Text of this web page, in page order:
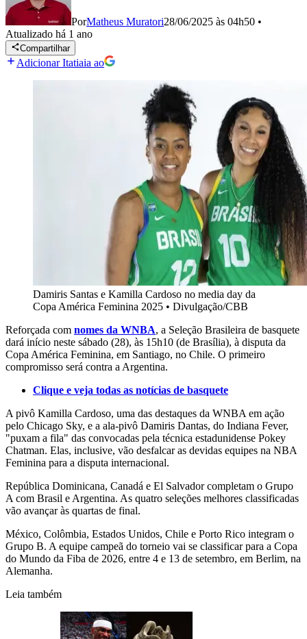
PorMatheus Muratori28/06/2025 às 04h50 •
Atualizado há 1 ano
Compartilhar
Adicionar Itatiaia ao
Damiris Santas e Kamilla Cardoso no media day da
Copa América Feminina 2025 • Divulgação/CBB
Reforçada com nomes da WNBA, a Seleção Brasileira de basquete
dará início neste sábado (28), às 15h10 (de Brasília), à disputa da
Copa América Feminina, em Santiago, no Chile. O primeiro
compromisso será contra a Argentina.
Clique e veja todas as notícias de basquete
A pivô Kamilla Cardoso, uma das destaques da WNBA em ação
pelo Chicago Sky, e a ala-pivô Damiris Dantas, do Indiana Fever,
"puxam a fila" das convocadas pela técnica estadunidense Pokey
Chatman. Elas, inclusive, vão desfalcar as devidas equipes na NBA
Feminina para a disputa internacional.
República Dominicana, Canadá e El Salvador completam o Grupo
A com Brasil e Argentina. As quatro seleções melhores classificadas
vão avançar às quartas de final.
México, Colômbia, Estados Unidos, Chile e Porto Rico integram o
Grupo B. A equipe campeã do torneio vai se classificar para a Copa
do Mundo da Fiba de 2026, entre 4 e 13 de setembro, em Berlim, na
Alemanha.
Leia também